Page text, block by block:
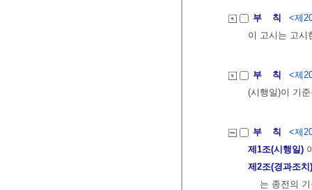
부 칙
<제
이 고시는 고시
부 칙
<제
(시행일)이 기
부 칙
<제
제1조(시행일)
제2조(경과조치)
는 종전의